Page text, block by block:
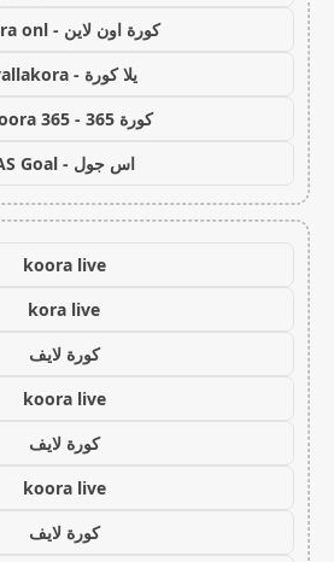
كورة اون لاين - koora onl
يلا كورة - yallakora
كورة 365 - kooora 365
اس جول - AS Goal
koora live
kora live
كورة لايف
koora live
كورة لايف
koora live
كورة لايف